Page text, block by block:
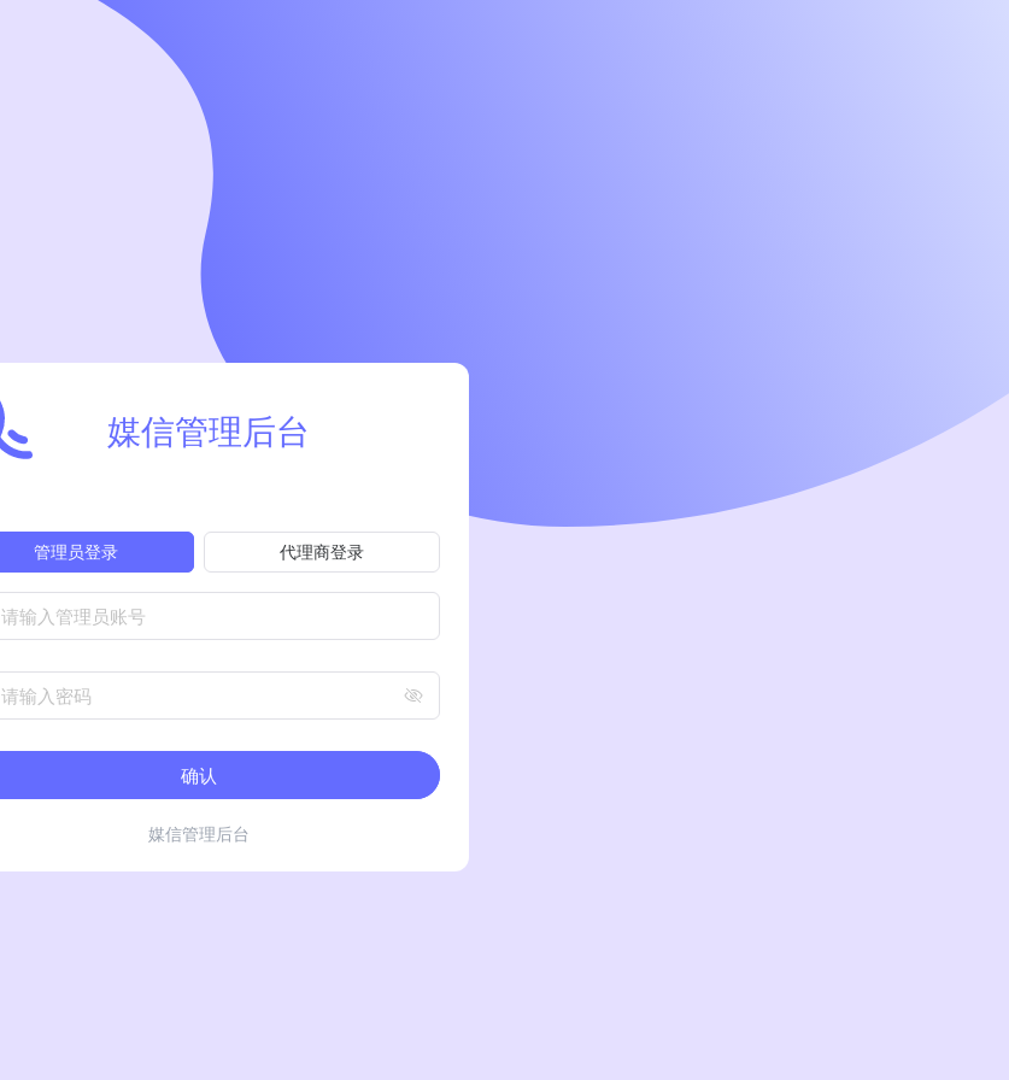
媒信管理后台
管理员登录 代理商登录
请输入管理员账号
请输入密码
确认
媒信管理后台